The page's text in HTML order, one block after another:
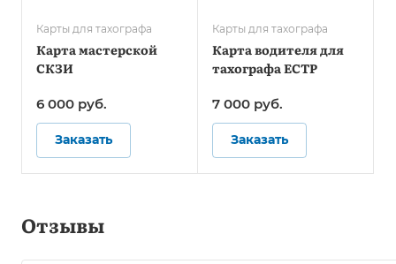
Карты для тахографа
Карта мастерской
СКЗИ
6 000 руб.
Заказать
Карты для тахографа
Карта водителя для
тахографа ЕСТР
7 000 руб.
Заказать
Отзывы